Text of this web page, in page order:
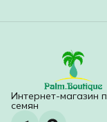
Интернет-магазин
семян